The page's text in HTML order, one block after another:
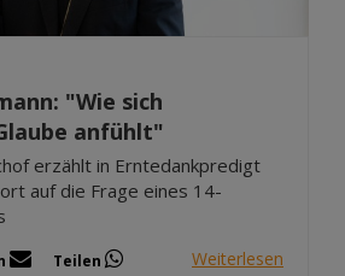
"Wie sich
anfühlt"
erzählt in Erntedankpredigt
auf die Frage eines 14-
Teilen Weiterlesen